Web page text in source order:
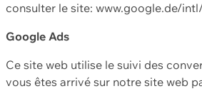
consulter le site: www.google.de/
Google Ads
Ce site web utilise le suivi des
vous êtes arrivé sur notre site web